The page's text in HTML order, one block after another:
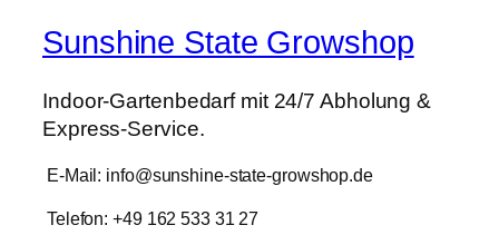
Sunshine State Growshop
Indoor-Gartenbedarf mit 24/7 Abholung &
Express-Service.
E-Mail: info@sunshine-state-growshop.de
Telefon: +49 162 533 31 27